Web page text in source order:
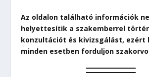
Az oldalon található információk
helyettesítik a szakemberrel
konzultációt és kivizsgálást, ezért
minden esetben forduljon